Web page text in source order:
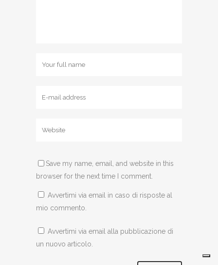
Save my name, email, and website in this
browser for the next time I comment.
Avvertimi via email in caso di risposte al
mio commento.
Avvertimi via email alla pubblicazione di
un nuovo articolo.